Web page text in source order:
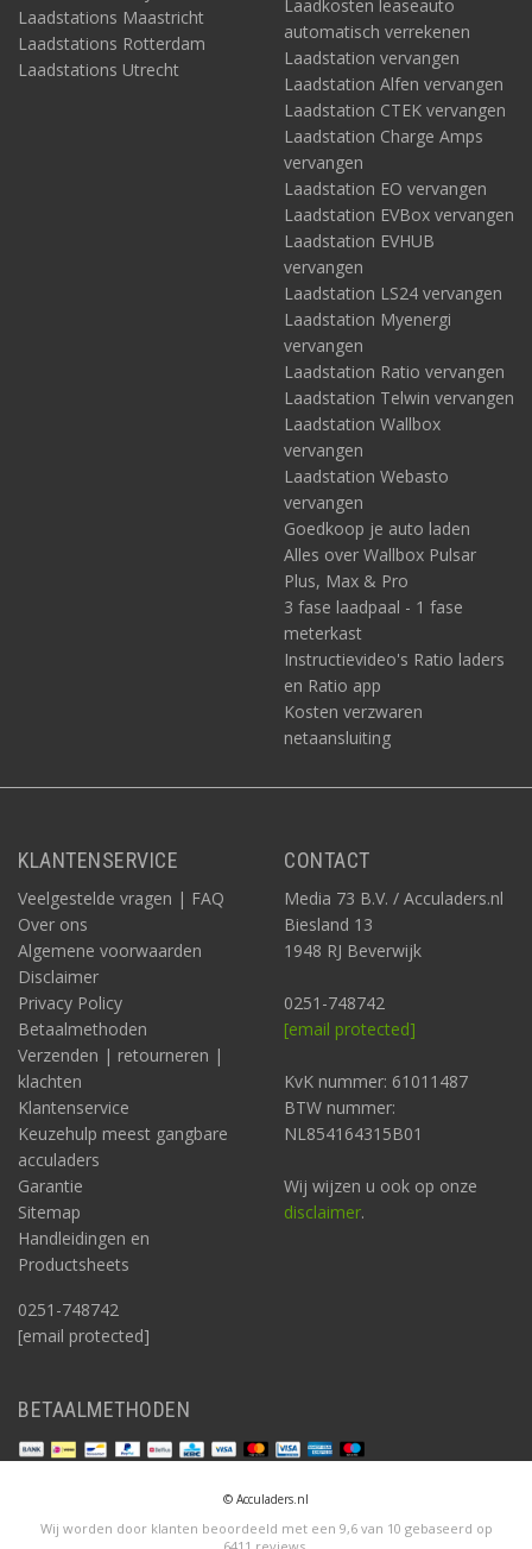
Laadstations Maastricht
Laadstations Rotterdam
Laadstations Utrecht
Laadkosten leaseauto
automatisch verrekenen
Laadstation vervangen
Laadstation Alfen vervangen
Laadstation CTEK vervangen
Laadstation Charge Amps
vervangen
Laadstation EO vervangen
Laadstation EVBox vervangen
Laadstation EVHUB
vervangen
Laadstation LS24 vervangen
Laadstation Myenergi
vervangen
Laadstation Ratio vervangen
Laadstation Telwin vervangen
Laadstation Wallbox
vervangen
Laadstation Webasto
vervangen
Goedkoop je auto laden
Alles over Wallbox Pulsar
Plus, Max & Pro
3 fase laadpaal - 1 fase
meterkast
Instructievideo's Ratio laders
en Ratio app
Kosten verzwaren
netaansluiting
KLANTENSERVICE
Veelgestelde vragen | FAQ
Over ons
Algemene voorwaarden
Disclaimer
Privacy Policy
Betaalmethoden
Verzenden | retourneren |
klachten
Klantenservice
Keuzehulp meest gangbare
acculaders
Garantie
Sitemap
Handleidingen en
Productsheets
0251-748742
[email protected]
CONTACT
Media 73 B.V. / Acculaders.nl
Biesland 13
1948 RJ Beverwijk
0251-748742
[email protected]
KvK nummer: 61011487
BTW nummer:
NL854164315B01
Wij wijzen u ook op onze
disclaimer.
BETAALMETHODEN
© Acculaders.nl
Wij worden door klanten beoordeeld met een 9,6van 10 gebaseerd op